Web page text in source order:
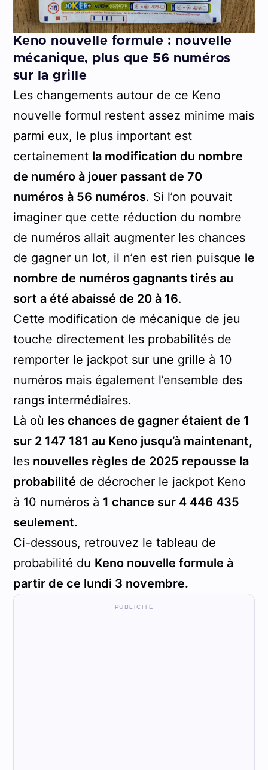
Keno nouvelle formule : nouvelle
mécanique, plus que 56 numéros
sur la grille
Les changements autour de ce Keno
nouvelle formul restent assez minime mais
parmi eux, le plus important est
certainement la modification du nombre
de numéro à jouer passant de 70
numéros à 56 numéros. Si l’on pouvait
imaginer que cette réduction du nombre
de numéros allait augmenter les chances
de gagner un lot, il n’en est rien puisque le
nombre de numéros gagnants tirés au
sort a été abaissé de 20 à 16.
Cette modification de mécanique de jeu
touche directement les probabilités de
remporter le jackpot sur une grille à 10
numéros mais également l’ensemble des
rangs intermédiaires.
Là où les chances de gagner étaient de 1
sur 2 147 181 au Keno jusqu’à maintenant,
les nouvelles règles de 2025 repousse la
probabilité de décrocher le jackpot Keno
à 10 numéros à 1 chance sur 4 446 435
seulement.
Ci-dessous, retrouvez le tableau de
probabilité du Keno nouvelle formule à
partir de ce lundi 3 novembre.